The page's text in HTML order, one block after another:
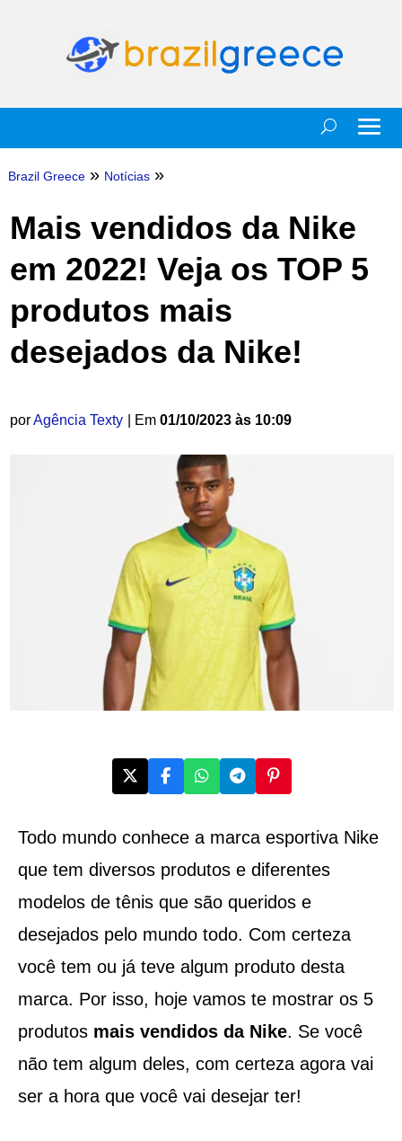
Brazil Greece » Notícias »
Mais vendidos da Nike
em 2022! Veja os TOP 5
produtos mais
desejados da Nike!
porAgência Texty | Em 01/10/2023 às 10:09
Todo mundo conhece a marca esportiva Nike
que tem diversos produtos e diferentes
modelos de tênis que são queridos e
desejados pelo mundo todo. Com certeza
você tem ou já teve algum produto desta
marca. Por isso, hoje vamos te mostrar os 5
produtos mais vendidos da Nike. Se você
não tem algum deles, com certeza agora vai
ser a hora que você vai desejar ter!